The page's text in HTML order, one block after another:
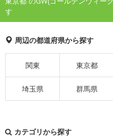
す
周辺の都道府県から探す
関東 東京都
埼玉県 群馬県
カテゴリから探す